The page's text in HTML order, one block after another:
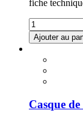
fiche
quantité
de
Lunettes
Ajouter au
produit
plusieurs
Les
Casque